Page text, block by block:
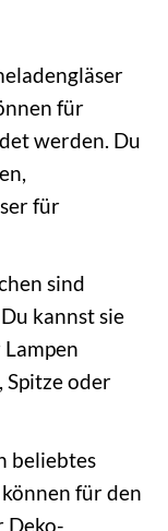
für
werden. Du
für
sind
kannst sie
Spitze oder
beliebtes
für den
Deko-